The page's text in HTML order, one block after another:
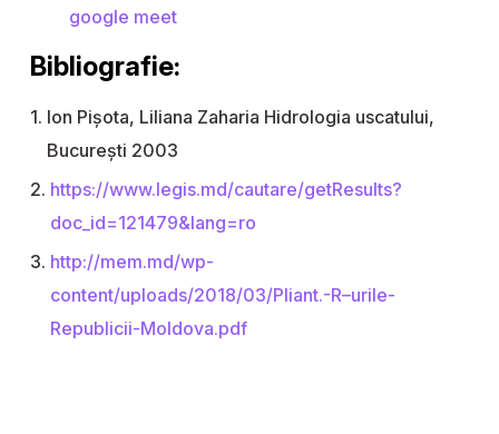
google meet
Bibliografie:
Ion Pișota, Liliana Zaharia Hidrologia uscatului,
București 2003
https://www.legis.md/cautare/getResults?
doc_id=121479&lang=ro
http://mem.md/wp-
content/uploads/2018/03/Pliant.-R–urile-
Republicii-Moldova.pdf